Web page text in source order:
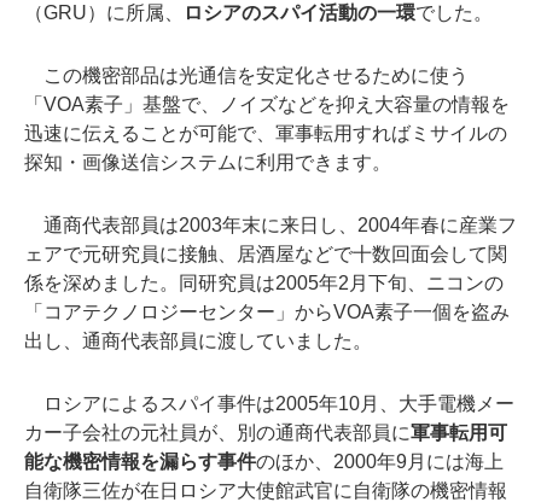
（GRU）に所属、
ロシアのスパイ活動の一環でした。
この機密部品は光通信を安定化させるために使う
「VOA素子」基盤で、ノイズなどを抑え大容量の情報を
迅速に伝えることが可能で、軍事転用すればミサイルの
探知・画像送信システムに利用できます。
通商代表部員は2003年末に来日し、2004年春に産業フ
ェアで元研究員に接触、居酒屋などで十数回面会して関
係を深めました。同研究員は2005年2月下旬、ニコンの
「コアテクノロジーセンター」からVOA素子一個を盗み
出し、通商代表部員に渡していました。
ロシアによるスパイ事件は2005年10月、大手電機メー
カー子会社の元社員が、別の通商代表部員に軍事転用可
能な機密情報を漏らす事件のほか、2000年9月には海上
自衛隊三佐が在日ロシア大使館武官に自衛隊の機密情報